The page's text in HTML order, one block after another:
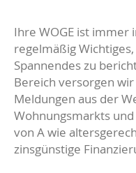
Ihre WOGE ist immer
regelmäßig
Spannendes zu
Bereich versorgen
Meldungen aus der
Wohnungsmarkts
von A wie
zinsgünstige